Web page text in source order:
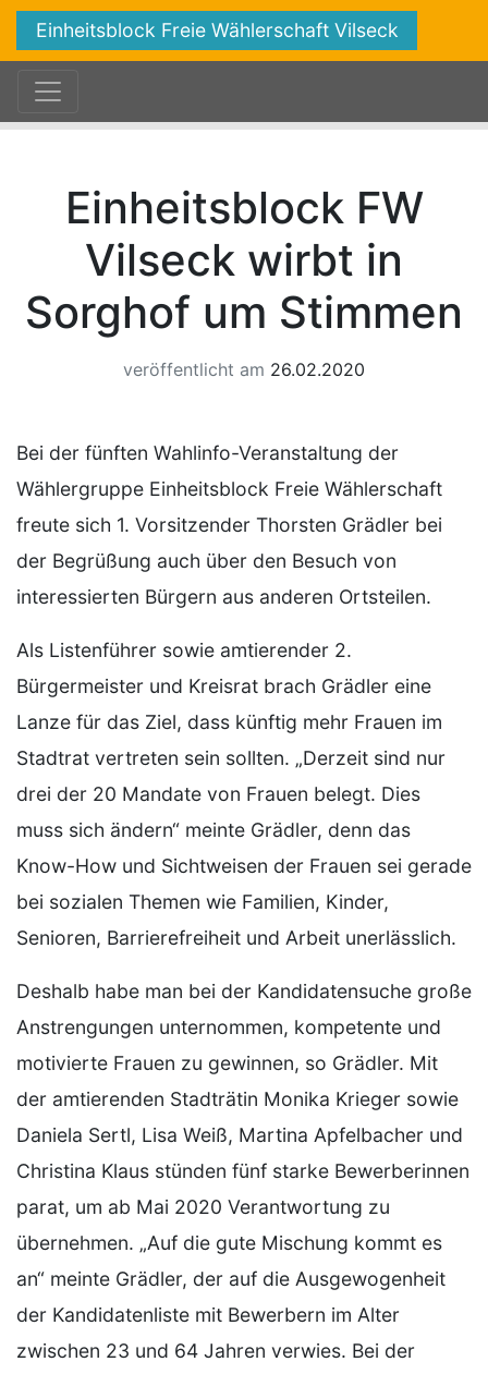
Einheitsblock Freie Wählerschaft Vilseck
Einheitsblock FW
Vilseck wirbt in
Sorghof um Stimmen
veröffentlicht am 26.02.2020
Bei der fünften Wahlinfo-Veranstaltung der
Wählergruppe Einheitsblock Freie Wählerschaft
freute sich 1. Vorsitzender Thorsten Grädler bei
der Begrüßung auch über den Besuch von
interessierten Bürgern aus anderen Ortsteilen.
Als Listenführer sowie amtierender 2.
Bürgermeister und Kreisrat brach Grädler eine
Lanze für das Ziel, dass künftig mehr Frauen im
Stadtrat vertreten sein sollten. „Derzeit sind nur
drei der 20 Mandate von Frauen belegt. Dies
muss sich ändern“ meinte Grädler, denn das
Know-How und Sichtweisen der Frauen sei gerade
bei sozialen Themen wie Familien, Kinder,
Senioren, Barrierefreiheit und Arbeit unerlässlich.
Deshalb habe man bei der Kandidatensuche große
Anstrengungen unternommen, kompetente und
motivierte Frauen zu gewinnen, so Grädler. Mit
der amtierenden Stadträtin Monika Krieger sowie
Daniela Sertl, Lisa Weiß, Martina Apfelbacher und
Christina Klaus stünden fünf starke Bewerberinnen
parat, um ab Mai 2020 Verantwortung zu
übernehmen. „Auf die gute Mischung kommt es
an“ meinte Grädler, der auf die Ausgewogenheit
der Kandidatenliste mit Bewerbern im Alter
zwischen 23 und 64 Jahren verwies. Bei der